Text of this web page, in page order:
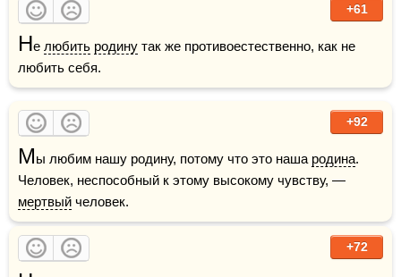
+61
Не любить родину так же противоестественно, как не
любить себя.
+92
Мы любим нашу родину, потому что это наша родина.
мертвый человек.
+72